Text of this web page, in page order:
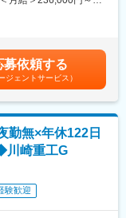
ス／ビュッフェスタ
アドレス制導入／先進
※工場や社員寮などの
普及賞なども受賞して
日経新聞社）…2022年
ス作業などの簡単な業
に仕事をお任せしま
躍中！
車や観光列車などの
についても鉄道やバス
にすることができま
がないため、多様な
す。
る可能性がありま
。
募依頼する
ジェントサービス）
勤無×年休122日
川崎重工G
験歓迎